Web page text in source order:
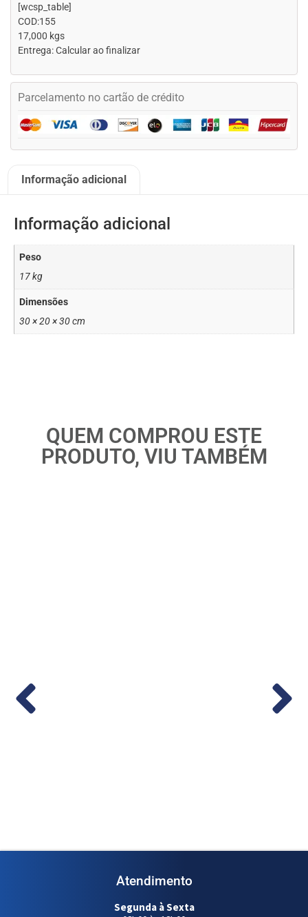
[wcsp_table]
COD:155
17,000 kgs
Entrega: Calcular ao finalizar
Parcelamento no cartão de crédito
Informação adicional
Informação adicional
Peso
17 kg
Dimensões
30 × 20 × 30 cm
QUEM COMPROU ESTE
PRODUTO, VIU TAMBÉM
Atendimento
Segunda à Sexta